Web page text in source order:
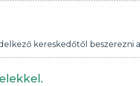
kereskedőtől beszerezni